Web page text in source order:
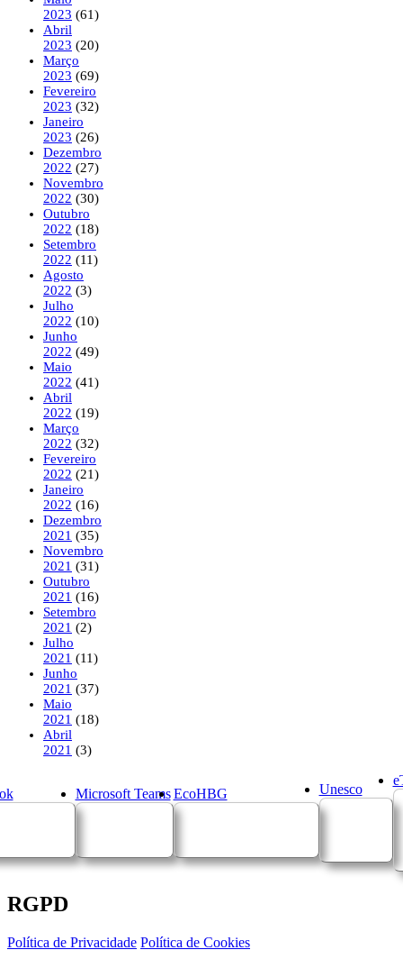
2023 (61)
Abril
2023 (20)
Março
2023 (69)
Fevereiro
2023 (32)
Janeiro
2023 (26)
Dezembro
2022 (27)
Novembro
2022 (30)
Outubro
2022 (18)
Setembro
2022 (11)
Agosto
2022 (3)
Julho
2022 (10)
Junho
2022 (49)
Maio
2022 (41)
Abril
2022 (19)
Março
2022 (32)
Fevereiro
2022 (21)
Janeiro
2022 (16)
Dezembro
2021 (35)
Novembro
2021 (31)
Outubro
2021 (16)
Setembro
2021 (2)
Julho
2021 (11)
Junho
2021 (37)
Maio
2021 (18)
Abril
2021 (3)
Microsoft Teams EcoHBG Unesco
RGPD
Política de Privacidade Política de Cookies